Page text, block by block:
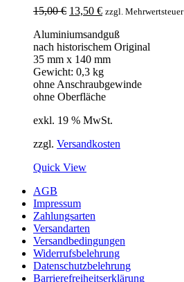
15,00€ Ursprünglicher
war:
15,00 €
13,50 €Aktueller
ist:
13,50 €.
zzgl. Mehrwertsteuer
Aluminiumsandguß
nach historischem Original
35 mm x 140 mm
Gewicht: 0,3 kg
ohne Anschraubgewinde
ohne Oberfläche
exkl. 19 % MwSt.
zzgl. Versandkosten
Quick View
AGB
Impressum
Zahlungsarten
Versandarten
Versandbedingungen
Widerrufsbelehrung
Datenschutzbelehrung
Barrierefreiheitserklärung